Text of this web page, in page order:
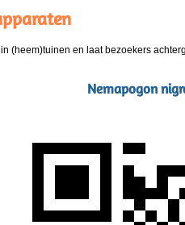
(heem)tuinen en laat bezoekers
Nemapogon